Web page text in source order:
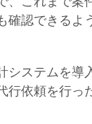
確認できる
システムを
依頼を行っ